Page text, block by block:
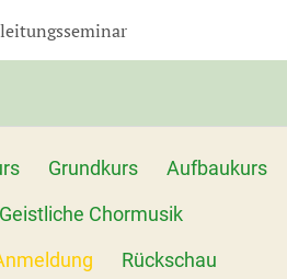
Grundkurs
Aufbaukurs
Geistliche Chormusik
Rückschau